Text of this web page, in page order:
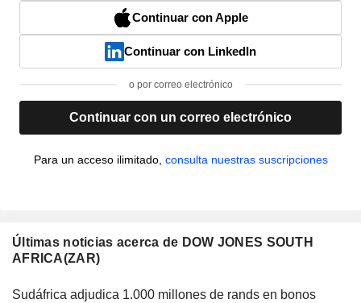
Continuar con Apple
Continuar con LinkedIn
o por correo electrónico
Continuar con un correo electrónico
Para un acceso ilimitado, consulta nuestras suscripciones
Últimas noticias acerca de DOW JONES SOUTH
AFRICA(ZAR)
Sudáfrica adjudica 1.000 millones de rands en bonos